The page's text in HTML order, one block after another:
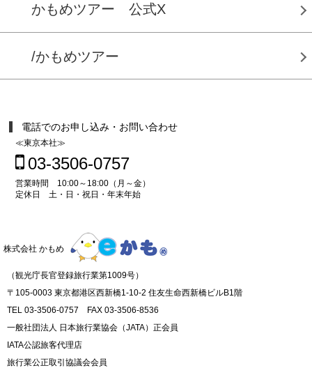
かもめツアー 公式X
/かもめツアー
電話でのお申し込み・お問い合わせ
≪東京本社≫
03-3506-0757
営業時間 10:00～18:00（月～金）
定休日 土・日・祝日・年末年始
株式会社 かもめ
（観光庁長官登録旅行業第1009号）
〒105-0003 東京都港区西新橋1-10-2 住友生命西新橋ビルB1階
TEL 03-3506-0757 FAX 03-3506-8536
一般社団法人 日本旅行業協会（JATA）正会員
IATA公認旅客代理店
旅行業公正取引協議会会員